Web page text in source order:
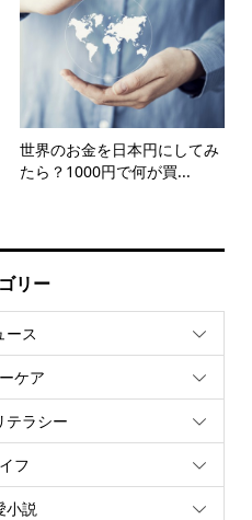
世界のお金を日本円にしてみ
たら？1000円で何が買...
リー
ース
ケア
テラシー
フ
小説